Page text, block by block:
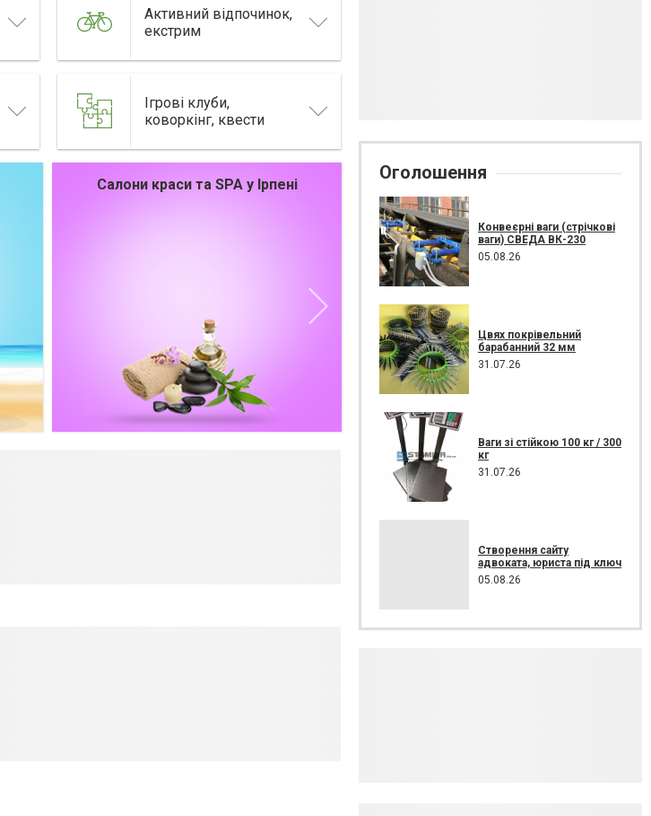
Активний відпочинок,
екстрим
Ігрові клуби,
коворкінг, квести
Салони краси та SPA у Ірпені Ресторани, кафе, доставка їжі
Оголошення
Конвеєрні ваги (стрічкові
ваги) СВЕДА ВК-230
05.08.26
Цвях покрівельний
барабанний 32 мм
31.07.26
Ваги зі стійкою 100 кг / 300
кг
31.07.26
Створення сайту
адвоката, юриста під ключ
05.08.26